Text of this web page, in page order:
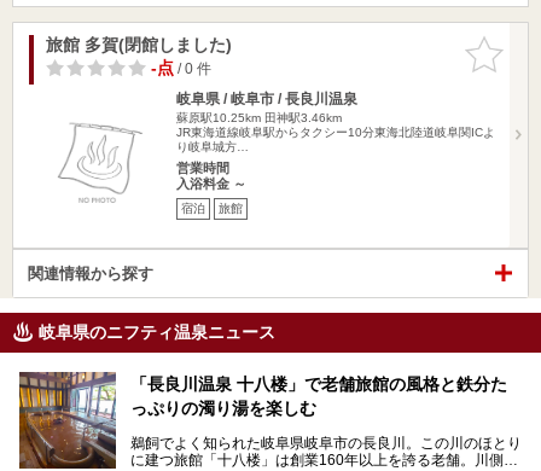
お気に入
りに追加
旅館 多賀(閉館しました)
-点/ 0 件
岐阜県 / 岐阜市 / 長良川温泉
蘇原駅10.25km 田神駅3.46km
JR東海道線岐阜駅からタクシー10分東海北陸道岐阜関ICよ
り岐阜城方…
営業時間
入浴料金 ～
宿泊 旅館
関連情報から探す
岐阜県のニフティ温泉ニュース
「長良川温泉 十八楼」で老舗旅館の風格と鉄分た
っぷりの濁り湯を楽しむ
鵜飼でよく知られた岐阜県岐阜市の長良川。この川のほとり
に建つ旅館「十八楼」は創業160年以上を誇る老舗。川側の